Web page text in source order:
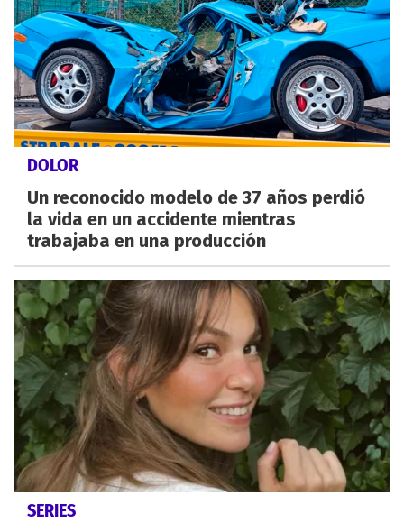
DOLOR
Un reconocido modelo de 37 años perdió
la vida en un accidente mientras
trabajaba en una producción
SERIES